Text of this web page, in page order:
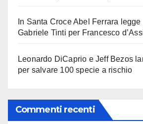
In Santa Croce Abel Ferrara
Gabriele Tinti per Francesco
Leonardo DiCaprio e Jeff Bezos
per salvare 100 specie a rischio
Commenti recenti